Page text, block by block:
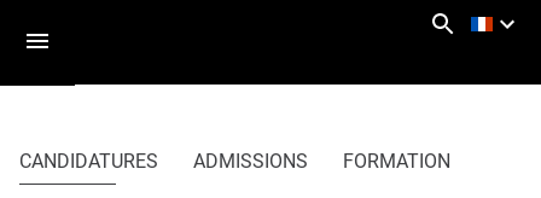
êtes
CANDIDATURES ADMISSIONS FORMATION